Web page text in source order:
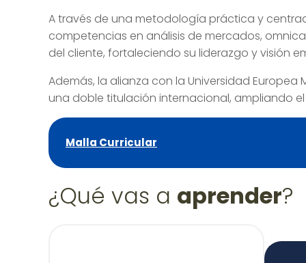
A través de una metodología práctica y
competencias en análisis de mercados,
del cliente, fortaleciendo su liderazgo y visión
Además, la alianza con la Universidad
una doble titulación internacional, ampliando
Malla Curricular
¿Qué vas a aprender?